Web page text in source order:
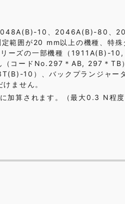
10、2046A(B)-80、
範囲が20 mm以上の機種、特
ズの一部機種（1911A(B)-
コードNo.297＊AB, 297＊TB
10）、バックプランジャー
ません。
加算されます。（最大0.3 N程度